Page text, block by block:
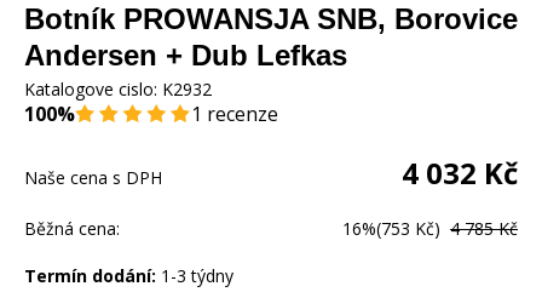
Botník PROWANSJA SNB, Borovice
Andersen + Dub Lefkas
Katalogove cislo: K2932
100% 1 recenze
Naše cena s DPH 4 032 Kč
Běžná cena: 16%(753 Kč) 4 785 Kč
Termín dodání: 1-3 týdny